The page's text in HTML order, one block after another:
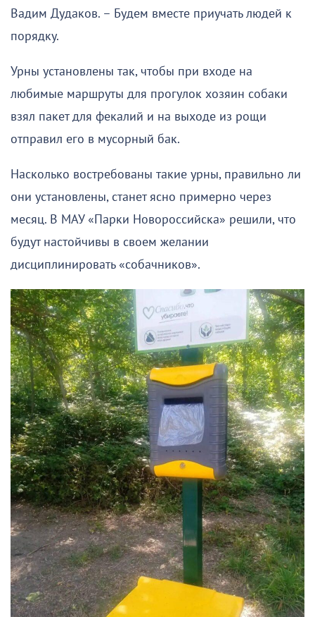
Вадим Дудаков. – Будем вместе приучать людей к
порядку.
Урны установлены так, чтобы при входе на
любимые маршруты для прогулок хозяин собаки
взял пакет для фекалий и на выходе из рощи
отправил его в мусорный бак.
Насколько востребованы такие урны, правильно ли
они установлены, станет ясно примерно через
месяц. В МАУ «Парки Новороссийска» решили, что
будут настойчивы в своем желании
дисциплинировать «собачников».